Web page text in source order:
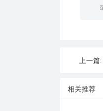
上一篇:
相关推荐